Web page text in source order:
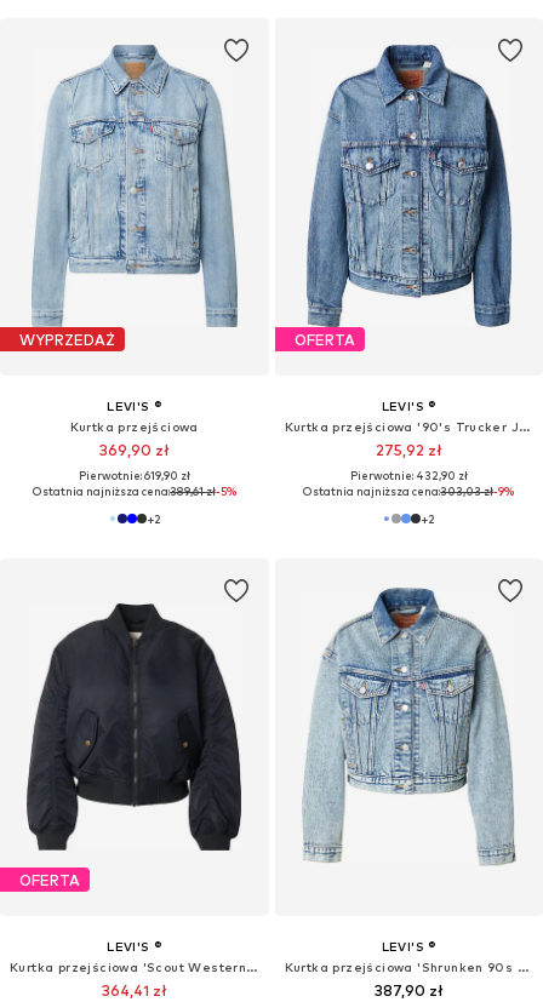
WYPRZEDAŻ
LEVI'S ®
Kurtka przejściowa
369,90 zł
Pierwotnie: 619,90 zł
Ostatnia najniższa cena:389,61 zł-5%
+2
OFERTA
LEVI'S ®
Kurtka przejściowa '90's Trucker Jacket'
275,92 zł
Pierwotnie: 432,90 zł
Ostatnia najniższa cena:303,03 zł-9%
+2
OFERTA
LEVI'S ®
Kurtka przejściowa 'Scout Western Bomber'
364,41 zł
LEVI'S ®
Kurtka przejściowa 'Shrunken 90s Trucker'
387,90 zł